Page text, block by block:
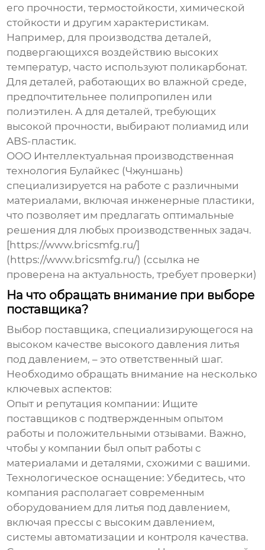
его прочности, термостойкости, химической
стойкости и другим характеристикам.
Например, для производства деталей,
подвергающихся воздействию высоких
температур, часто используют поликарбонат.
Для деталей, работающих во влажной среде,
предпочтительнее полипропилен или
полиэтилен. А для деталей, требующих
высокой прочности, выбирают полиамид или
ABS-пластик.
ООО Интеллектуальная производственная
технология Булайкес (Чжуншань)
специализируется на работе с различными
материалами, включая инженерные пластики,
что позволяет им предлагать оптимальные
решения для любых производственных задач.
[https://www.bricsmfg.ru/]
(https://www.bricsmfg.ru/) (ссылка не
проверена на актуальность, требует проверки)
На что обращать внимание при выборе
поставщика?
Выбор поставщика, специализирующегося на
высоком качестве высокого давления литья
под давлением, – это ответственный шаг.
Необходимо обращать внимание на несколько
ключевых аспектов:
Опыт и репутация компании: Ищите
поставщиков с подтвержденным опытом
работы и положительными отзывами. Важно,
чтобы у компании был опыт работы с
материалами и деталями, схожими с вашими.
Технологическое оснащение: Убедитесь, что
компания располагает современным
оборудованием для литья под давлением,
включая прессы с высоким давлением,
системы автоматизации и контроля качества.